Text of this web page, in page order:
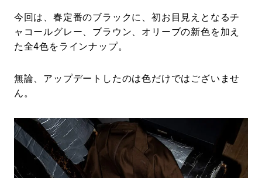
今回は、春定番のブラックに、初お目見えとなるチ
ャコールグレー、ブラウン、オリーブの新色を加え
た全4色をラインナップ。
無論、アップデートしたのは色だけではございませ
ん。